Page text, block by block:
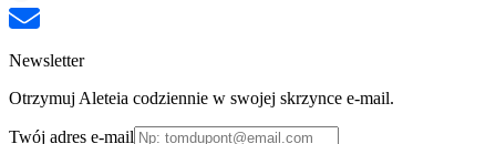
Newsletter
Otrzymuj Aleteia codziennie w swojej skrzynce e-mail.
Twój adres e-mail